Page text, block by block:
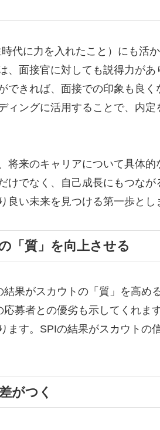
代に力を入れたこと）にも活
、面接官に対しても説得力があ
きれば、面接での印象も良く
ィングに活用することで、内定
将来のキャリアについて具体的
けでなく、自己成長にもつなが
い未来を見つける第一歩とし
「質」を向上させる
果がスカウトの「質」を高め
募者との優劣も示してくれま
ます。SPIの結果がスカウトの
がつく